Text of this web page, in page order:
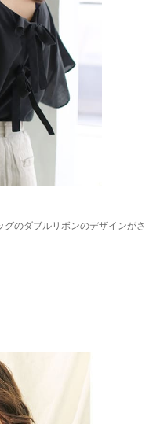
のダブルリボンのデザインがさ